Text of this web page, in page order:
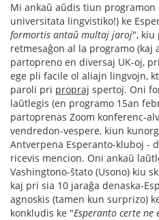
Mi ankaŭ aŭdis tiun programon
universitata lingvistiko!) ke
formortis antaŭ multaj jaroj", kiu
retmesaĝon al la programo
partopreno en diversaj UK-oj,
ege pli facile ol aliajn lingvojn,
paroli pri propraj spertoj. Oni
laŭtlegis (en programo 15an
partoprenas Zoom konferenc-
vendredon-vespere, kiun
Antverpena Esperanto-kluboj -
ricevis mencion. Oni ankaŭ
Vashingtono-ŝtato (Usono) kiu
kaj pri sia 10 jaraĝa denaska-
agnoskis (tamen kun surprizo)
konkludis ke "Esperanto certe ne